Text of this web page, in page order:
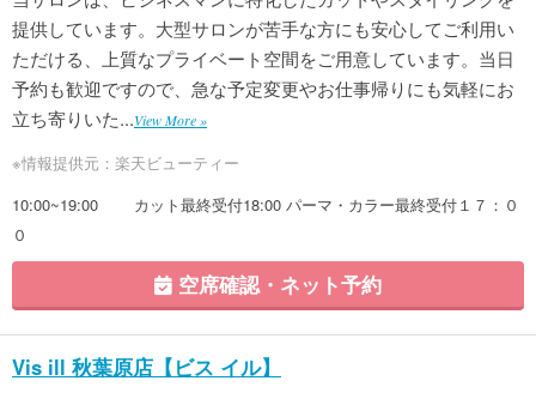
提供しています。大型サロンが苦手な方にも安心してご利用い
ただける、上質なプライベート空間をご用意しています。当日
予約も歓迎ですので、急な予定変更やお仕事帰りにも気軽にお
立ち寄りいた...View More »
※情報提供元：楽天ビューティー
10:00~19:00 カット最終受付18:00 パーマ・カラー最終受付１７：０
０
空席確認・ネット予約
Vis ill 秋葉原店【ビス イル】